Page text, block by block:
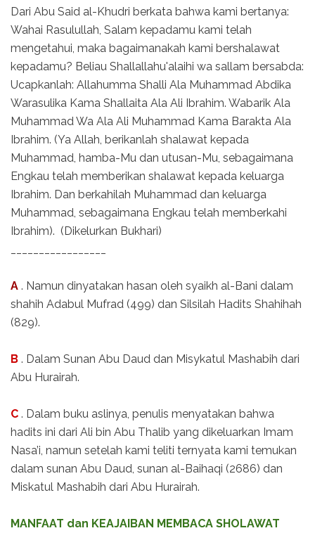
Dari Abu Said al-Khudri berkata bahwa kami bertanya:
Wahai Rasulullah, Salam kepadamu kami telah
mengetahui, maka bagaimanakah kami bershalawat
kepadamu? Beliau Shallallahu'alaihi wa sallam bersabda:
Ucapkanlah: Allahumma Shalli Ala Muhammad Abdika
Warasulika Kama Shallaita Ala Ali Ibrahim. Wabarik Ala
Muhammad Wa Ala Ali Muhammad Kama Barakta Ala
Ibrahim. (Ya Allah, berikanlah shalawat kepada
Muhammad, hamba-Mu dan utusan-Mu, sebagaimana
Engkau telah memberikan shalawat kepada keluarga
Ibrahim. Dan berkahilah Muhammad dan keluarga
Muhammad, sebagaimana Engkau telah memberkahi
Ibrahim). (Dikelurkan Bukhari)
A . Namun dinyatakan hasan oleh syaikh al-Bani dalam
shahih Adabul Mufrad (499) dan Silsilah Hadits Shahihah
(829).
B . Dalam Sunan Abu Daud dan Misykatul Mashabih dari
Abu Hurairah.
C . Dalam buku aslinya, penulis menyatakan bahwa
hadits ini dari Ali bin Abu Thalib yang dikeluarkan Imam
Nasa’i, namun setelah kami teliti ternyata kami temukan
dalam sunan Abu Daud, sunan al-Baihaqi (2686) dan
Miskatul Mashabih dari Abu Hurairah.
MANFAAT dan KEAJAIBAN MEMBACA SHOLAWAT